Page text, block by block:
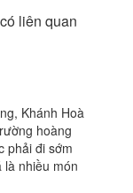
liên quan
Khánh Hoà
hoàng
phải đi sớm
là nhiều món